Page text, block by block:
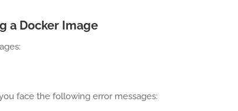
a Docker Image
face the following error messages: